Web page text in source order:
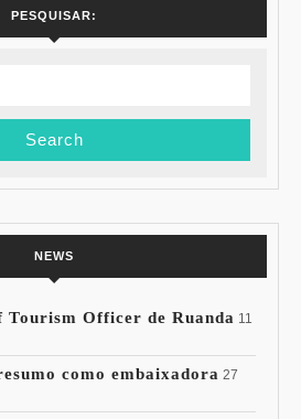
PESQUISAR:
NEWS
Officer de Ruanda 11
como embaixadora 27